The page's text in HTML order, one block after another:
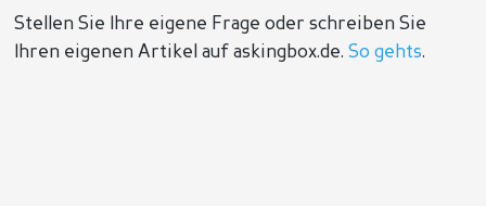
Stellen Sie Ihre eigene Frage oder schreiben Sie
Ihren eigenen Artikel auf askingbox.de.So gehts.